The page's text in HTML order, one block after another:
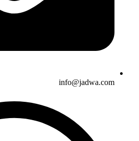
info@jadwa.com